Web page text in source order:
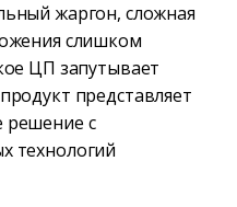
жаргон, сложная
слишком
ЦП запутывает
представляет
решение с
технологий